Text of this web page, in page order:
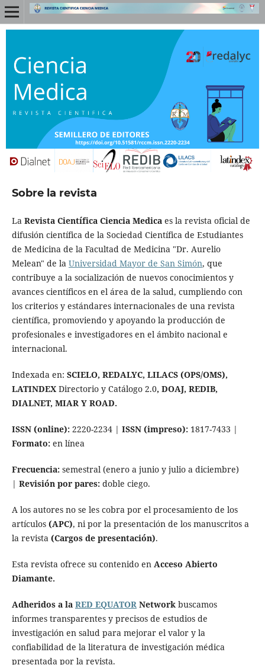
Sobre la revista
La Revista Científica Ciencia Medicaes la revista oficial de
difusión científica de la Sociedad Científica de Estudiantes
de Medicina de la Facultad de Medicina "Dr. Aurelio
Melean" de la Universidad Mayor de San Simón, que
contribuye a la socialización de nuevos conocimientos y
avances científicos en el área de la salud, cumpliendo con
los criterios y estándares internacionales de una revista
científica, promoviendo y apoyando la producción de
profesionales e investigadores en el ámbito nacional e
internacional.
Indexada en: SCIELO, REDALYC, LILACS (OPS/OMS),
LATINDEX Directorio y Catálogo 2.0, DOAJ, REDIB,
DIALNET, MIAR Y ROAD.
ISSN (online):2220-2234 | ISSN (impreso): 1817-7433 |
Formato:en línea
Frecuencia:semestral (enero a junio y julio a diciembre)
| Revisión por pares:doble ciego.
A los autores no se les cobra por el procesamiento de los
artículos (APC), ni por la presentación de los manuscritos a
la revista (Cargos de presentación).
Esta revista ofrece su contenido en Acceso Abierto
Diamante.
Adheridos a la RED EQUATORNetwork buscamos
informes transparentes y precisos de estudios de
investigación en salud para mejorar el valor y la
confiabilidad de la literatura de investigación médica
presentada por la revista.